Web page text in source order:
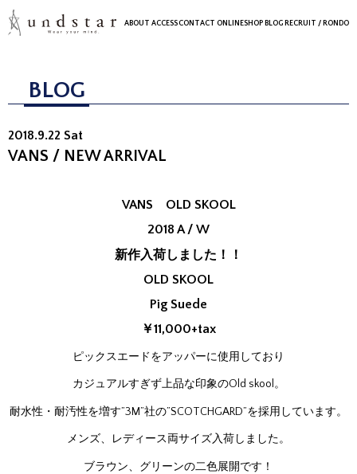
ABOUT ACCESSCONTACT ONLINESHOP BLOG RECRUIT / RONDO
BLOG
2018.9.22 Sat
VANS / NEW ARRIVAL
VANS OLD SKOOL
2018 A / W
新作入荷しました！！
OLD SKOOL
Pig Suede
￥11,000+tax
ピックスエードをアッパーに使用しており
カジュアルすぎず上品な印象のOld skool。
耐水性・耐汚性を増す”3M”社の”SCOTCHGARD”を採用しています。
メンズ、レディース両サイズ入荷しました。
ブラウン、グリーンの二色展開です！